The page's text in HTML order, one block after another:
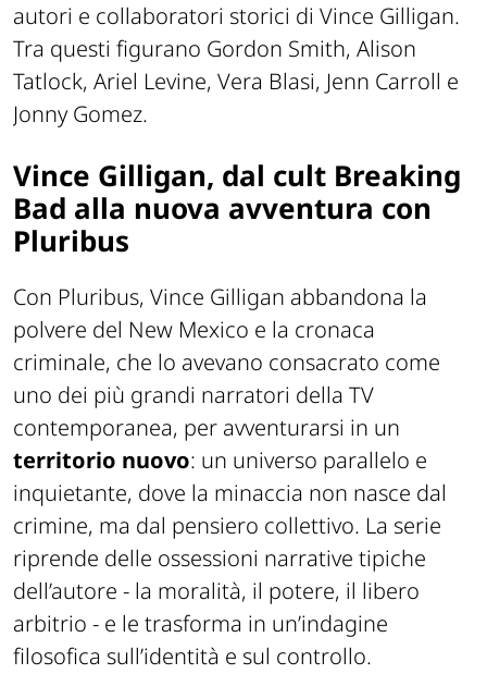
autori e collaboratori storici di Vince Gilligan.
Tra questi figurano Gordon Smith, Alison
Tatlock, Ariel Levine, Vera Blasi, Jenn Carroll e
Jonny Gomez.
Vince Gilligan, dal cult Breaking
Bad alla nuova avventura con
Pluribus
Con Pluribus, Vince Gilligan abbandona la
polvere del New Mexico e la cronaca
criminale, che lo avevano consacrato come
uno dei più grandi narratori della TV
contemporanea, per avventurarsi in un
territorio nuovo: un universo parallelo e
inquietante, dove la minaccia non nasce dal
crimine, ma dal pensiero collettivo. La serie
riprende delle ossessioni narrative tipiche
dell’autore - la moralità, il potere, il libero
arbitrio - e le trasforma in un’indagine
filosofica sull’identità e sul controllo.